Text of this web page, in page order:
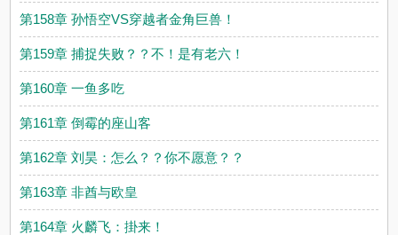
第158章 孙悟空VS穿越者金角巨兽！
第159章 捕捉失败？？不！是有老六！
第160章 一鱼多吃
第161章 倒霉的座山客
第162章 刘昊：怎么？？你不愿意？？
第163章 非酋与欧皇
第164章 火麟飞：掛来！